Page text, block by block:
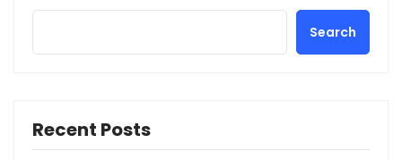
Search
Recent Posts